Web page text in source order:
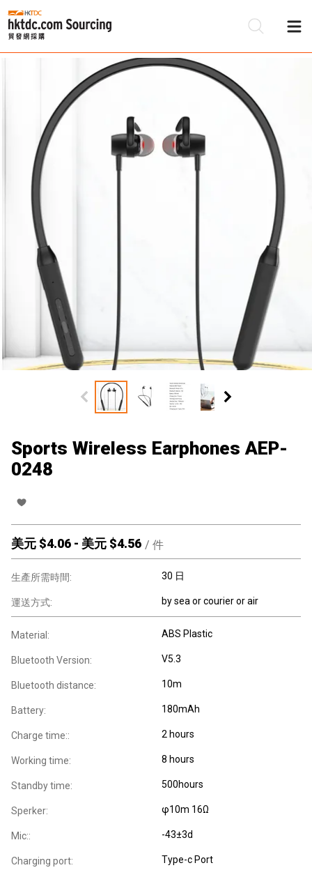
Sports Wireless Earphones AEP-
0248
美元 $4.06 - 美元 $4.56 / 件
生產所需時間: 30 日
運送方式: by sea or courier or air
Material: ABS Plastic
Bluetooth Version: V5.3
Bluetooth distance: 10m
Battery: 180mAh
Charge time:: 2 hours
Working time: 8 hours
Standby time: 500hours
Sperker: φ10m 16Ω
Mic:: -43±3d
Charging port: Type-c Port